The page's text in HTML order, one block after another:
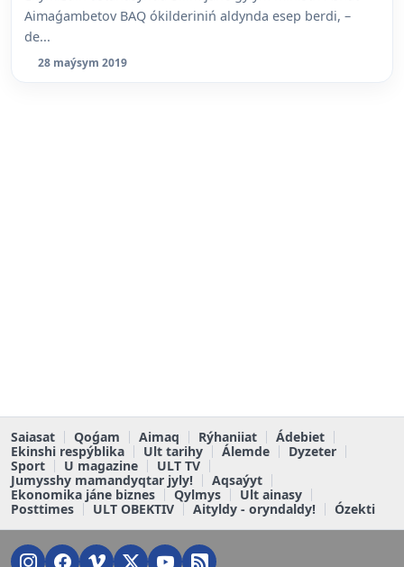
Aimaǵambetov BAQ ókilderiniń aldynda esep berdi, –
de...
28 maýsym 2019
Saiasat Qoǵam Aimaq Rýhaniiat
Ádebiet
Ekinshi respýblika
Ult tarihy Álemde
Dyzeter
Sport
U magazine
ULT TV
Jumysshy mamandyqtar jyly!
Aqsaýyt
Ekonomika jáne biznes
Qylmys
Ult ainasy
Posttimes
ULT OBEKTIV Aityldy - oryndaldy! Ózekti